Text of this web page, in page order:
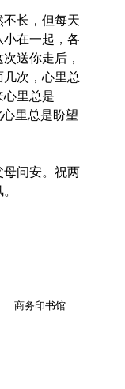
长，但每天
在一起，各
送你走后，
次，心里总
心里总是
里总是盼望
问安。祝两
商务印书馆